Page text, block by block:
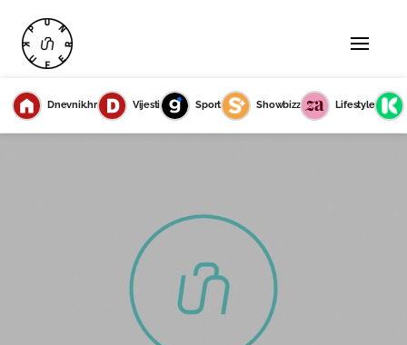
Dnevnik.hr Vijesti Sport Showbizz Lifestyle